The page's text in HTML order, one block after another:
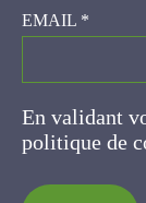
EMAIL*
En validant
politique de